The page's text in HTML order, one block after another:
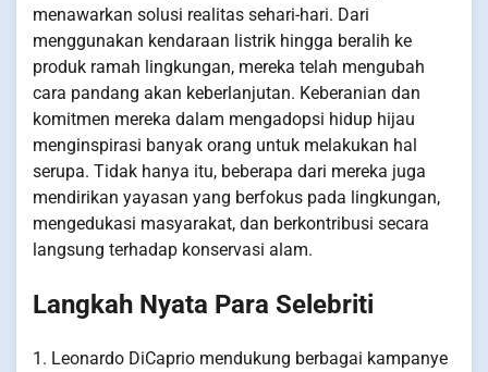
menawarkan solusi realitas sehari-hari. Dari
menggunakan kendaraan listrik hingga beralih ke
produk ramah lingkungan, mereka telah mengubah
cara pandang akan keberlanjutan. Keberanian dan
komitmen mereka dalam mengadopsi hidup hijau
menginspirasi banyak orang untuk melakukan hal
serupa. Tidak hanya itu, beberapa dari mereka juga
mendirikan yayasan yang berfokus pada lingkungan,
mengedukasi masyarakat, dan berkontribusi secara
langsung terhadap konservasi alam.
Langkah Nyata Para Selebriti
1. Leonardo DiCaprio mendukung berbagai kampanye